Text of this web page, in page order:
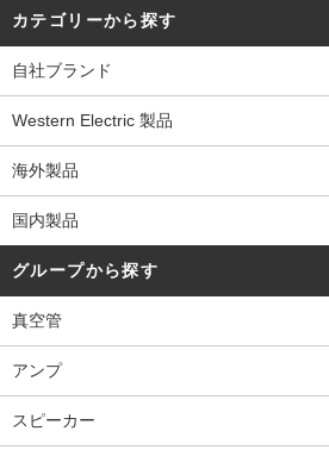
カテゴリーから探す
自社ブランド
Western Electric 製品
海外製品
国内製品
グループから探す
真空管
アンプ
スピーカー